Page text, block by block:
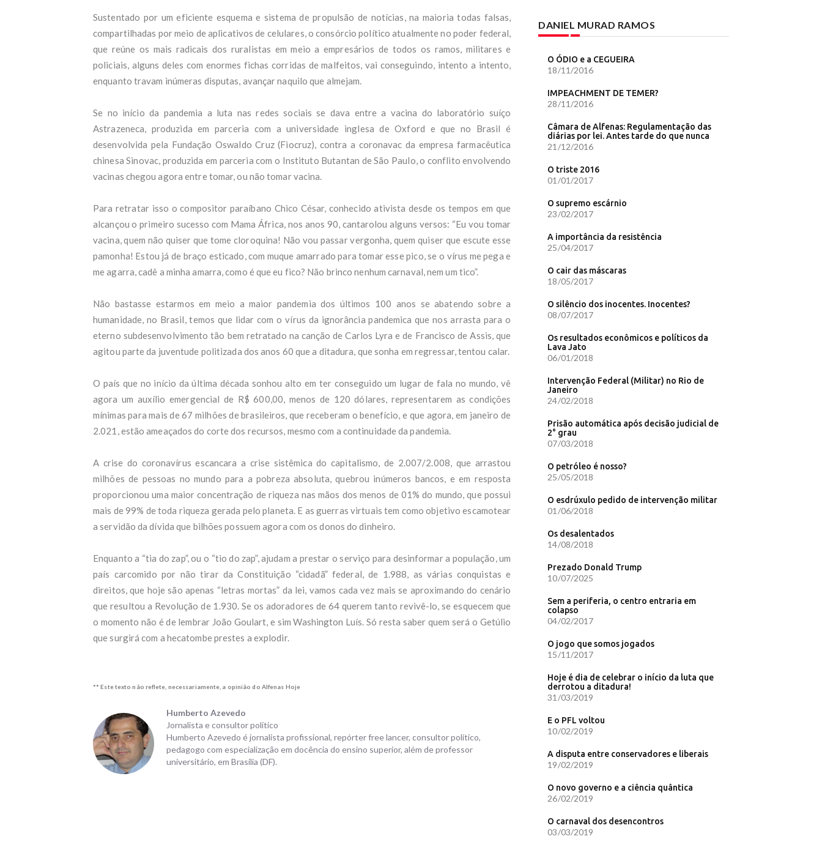
Casal escapa por 'questão de segundos' após árvore cair sobre carro no litoral de SP -
Mais duas vítimas do acidente na GO-010 são identificadas - Correio Braziliense
Pesquisa Datafolha no Ceará é registrada; veja quando sairá - O POVO
Dino impõe medidas cautelares a conselheiro do CNJ alvo da PF - Consultor Jurídico
Mãe de paciente desconfia, reúne provas e denuncia falso médico à policia: 'Sabia que
ele não era quem dizia ser' - G1
Estados governados pela esquerda têm as piores avaliações no ensino básico - Diário
do Poder
Justiça concede prisão de suspeito envolvido na morte de advogado carioca em SP - G1
Aos 29 anos, Tamara Klink escreveu um dos livros mais vendidos do Brasil em 2026 e
agora implora: “não comprem mais” - Revista Fórum
Estudo da USP destaca fruta brasileira quase esquecida que ajuda a reduzir
inflamações - ICL Notícias
Flávio explica por que desistiu de vice mulher e escolheu Alfredo Gaspar - CNN Brasil
CartaCapital
Governo Trump cobra ‘proposta satisfatória’ para não punir Brasil em cota de açúcar -
A cidade de 9 mil habitantes que lidera índice de educação no Brasil - Diário do Centro
do Mundo
Caminhão cai em represa após sair de pista no Paraná, e motorista desaparece - G1
Preso por estupro coletivo em Copacabana é indiciado por outro caso durante festa em
Carlos Madeiro: Bispo é atacado por ato pela democracia em PE: 'Jesus não falava só do
céu' - UOL Notícias
Patrimônio de Romeu Zema cresce R$ 49,1 milhões em 4 anos - Poder360
Aumenta para 114 o número de municípios com danos após temporais no RS - Correio
do Povo
OAB/TO suspende advogado preso por suspeita de tortura e morte do filho - Migalhas
Ao TSE, Renan Santos declara patrimônio de R$ 795 mil. Veja os bens - Metrópoles
EUA enviam diplomata a evento do TSE depois de veto a vistos - Revista Oeste
'Só saíram de cima porque o sino tocou', diz mãe de adolescente que denunciou
após primeiro mandato na Câmara - O GLOBO
Festa, mala de roupas e namorado preso: o que se sabe sobre as três adolescentes
desaparecidas na Bahia - G1
17 candidatos têm Bolsonaro no nome da urna; 15 são do PL - Poder360
Bebê de 28 dias é sequestrada após mãe ser atraída por falsa oferta de emprego -
folhavitoria.com.br
Simões não sobe nas pesquisas porque não tem carisma, diz Aro - O TEMPO
Avião arremete no Aeroporto Vitória, vídeo viraliza e piloto elogia imagens - A Gazeta
Erika Hilton diz que é 'impossível enriquecer na política sendo honesta' após declarar
patrimônio de R$ 15,9 mil - Folha de S.Paulo
Assessor de Putin que visita o Brasil é sancionado pelos EUA - Metrópoles
BH: vídeo mostra fábrica da Suggar tomada pelo fogo no Barreiro - Estado de Minas
Dezenove cidades baianas estão sob alerta de vendaval com ventos de até 60 km/h;
Saiba quais são os 47 candidatos ao Senado apoiados por Flávio - Poder360
Morre Keyko Iriê, empresária e filha dos fundadores da Makenji, aos 52 anos após luta
Trump prefere guerra ideológica com Brasil a interesse estratégico dos EUA no país,
diz analista - BBC
Cleitinho de volta à disputa, Aro no Senado e novas alianças: as reviravoltas na corrida
pelo governo de MG - G1
Sustentado por um eficiente esquema e sistema de propulsão de notícias, na maioria todas falsas,
compartilhadas por meio de aplicativos de celulares, o consórcio político atualmente no poder federal,
que reúne os mais radicais dos ruralistas em meio a empresários de todos os ramos, militares e
policiais, alguns deles com enormes fichas corridas de malfeitos, vai conseguindo, intento a intento,
enquanto travam inúmeras disputas, avançar naquilo que almejam.
Se no início da pandemia a luta nas redes sociais se dava entre a vacina do laboratório suíço
Astrazeneca, produzida em parceria com a universidade inglesa de Oxford e que no Brasil é
desenvolvida pela Fundação Oswaldo Cruz (Fiocruz), contra a coronavac da empresa farmacêutica
chinesa Sinovac, produzida em parceria com o Instituto Butantan de São Paulo, o conflito envolvendo
vacinas chegou agora entre tomar, ou não tomar vacina.
Para retratar isso o compositor paraíbano Chico César, conhecido ativista desde os tempos em que
alcançou o primeiro sucesso com Mama África, nos anos 90, cantarolou alguns versos: “Eu vou tomar
vacina, quem não quiser que tome cloroquina! Não vou passar vergonha, quem quiser que escute esse
pamonha! Estou já de braço esticado, com muque amarrado para tomar esse pico, se o vírus me pega e
me agarra, cadê a minha amarra, como é que eu fico? Não brinco nenhum carnaval, nem um tico”.
Não bastasse estarmos em meio a maior pandemia dos últimos 100 anos se abatendo sobre a
humanidade, no Brasil, temos que lidar com o vírus da ignorância pandemica que nos arrasta para o
eterno subdesenvolvimento tão bem retratado na canção de Carlos Lyra e de Francisco de Assis, que
agitou parte da juventude politizada dos anos 60 que a ditadura, que sonha em regressar, tentou calar.
O país que no início da última década sonhou alto em ter conseguido um lugar de fala no mundo, vê
agora um auxílio emergencial de R$ 600,00, menos de 120 dólares, representarem as condições
mínimas para mais de 67 milhões de brasileiros, que receberam o benefício, e que agora, em janeiro de
2.021, estão ameaçados do corte dos recursos, mesmo com a continuidade da pandemia.
A crise do coronavírus escancara a crise sistêmica do capitalismo, de 2.007/2.008, que arrastou
milhões de pessoas no mundo para a pobreza absoluta, quebrou inúmeros bancos, e em resposta
proporcionou uma maior concentração de riqueza nas mãos dos menos de 01% do mundo, que possui
mais de 99% de toda riqueza gerada pelo planeta. E as guerras virtuais tem como objetivo escamotear
a servidão da dívida que bilhões possuem agora com os donos do dinheiro.
Enquanto a “tia do zap”, ou o “tio do zap”, ajudam a prestar o serviço para desinformar a população, um
país carcomido por não tirar da Constituição “cidadã” federal, de 1.988, as várias conquistas e
direitos, que hoje são apenas “letras mortas” da lei, vamos cada vez mais se aproximando do cenário
que resultou a Revolução de 1.930. Se os adoradores de 64 querem tanto revivê-lo, se esquecem que
o momento não é de lembrar João Goulart, e sim Washington Luís. Só resta saber quem será o Getúlio
que surgirá com a hecatombe prestes a explodir.
** Este texto não reflete, necessariamente, a opinião do Alfenas Hoje
Humberto Azevedo
Jornalista e consultor político
Humberto Azevedo é jornalista profissional, repórter free lancer, consultor político,
pedagogo com especialização em docência do ensino superior, além de professor
universitário, em Brasília (DF).
DANIEL MURAD RAMOS
O ÓDIO e a CEGUEIRA
18/11/2016
IMPEACHMENT DE TEMER?
28/11/2016
Câmara de Alfenas: Regulamentação das
diárias por lei. Antes tarde do que nunca
21/12/2016
O triste 2016
01/01/2017
O supremo escárnio
23/02/2017
A importância da resistência
25/04/2017
O cair das máscaras
18/05/2017
O silêncio dos inocentes. Inocentes?
08/07/2017
Os resultados econômicos e políticos da
Lava Jato
06/01/2018
Intervenção Federal (Militar) no Rio de
Janeiro
24/02/2018
Prisão automática após decisão judicial de
2° grau
07/03/2018
O petróleo é nosso?
25/05/2018
O esdrúxulo pedido de intervenção militar
01/06/2018
Os desalentados
14/08/2018
Prezado Donald Trump
10/07/2025
Sem a periferia, o centro entraria em
colapso
04/02/2017
O jogo que somos jogados
15/11/2017
Hoje é dia de celebrar o início da luta que
derrotou a ditadura!
31/03/2019
E o PFL voltou
10/02/2019
A disputa entre conservadores e liberais
19/02/2019
O novo governo e a ciência quântica
26/02/2019
O carnaval dos desencontros
03/03/2019